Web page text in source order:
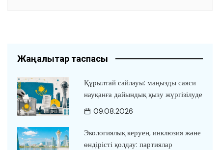
Жаңалықтар таспасы
Құрылтай сайлауы: маңызды саяси
науқанға дайындық қызу жүргізілуде
09.08.2026
Экологиялық керуен, инклюзия және
өндірісті қолдау: партиялар